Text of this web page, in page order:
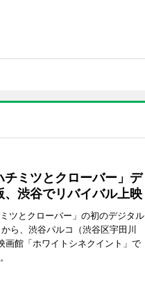
チミツとクローバー」デ
、渋谷でリバイバル上映
ツとクローバー」の初のデジタル
ら、渋谷パルコ（渋谷区宇田川
画館「ホワイトシネクイント」で